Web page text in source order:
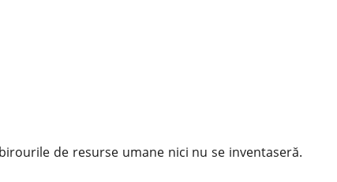
de resurse umane nici nu se inventaseră.